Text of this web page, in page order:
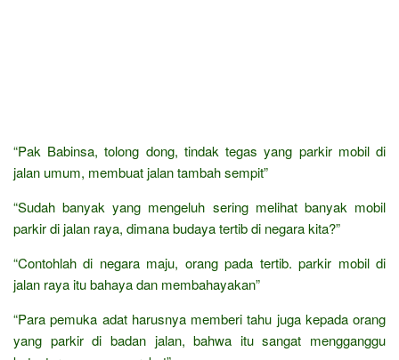
“Pak Babinsa, tolong dong, tindak tegas yang parkir mobil di
jalan umum, membuat jalan tambah sempit”
“Sudah banyak yang mengeluh sering melihat banyak mobil
parkir di jalan raya, dimana budaya tertib di negara kita?”
“Contohlah di negara maju, orang pada tertib. parkir mobil di
jalan raya itu bahaya dan membahayakan”
“Para pemuka adat harusnya memberi tahu juga kepada orang
yang parkir di badan jalan, bahwa itu sangat mengganggu